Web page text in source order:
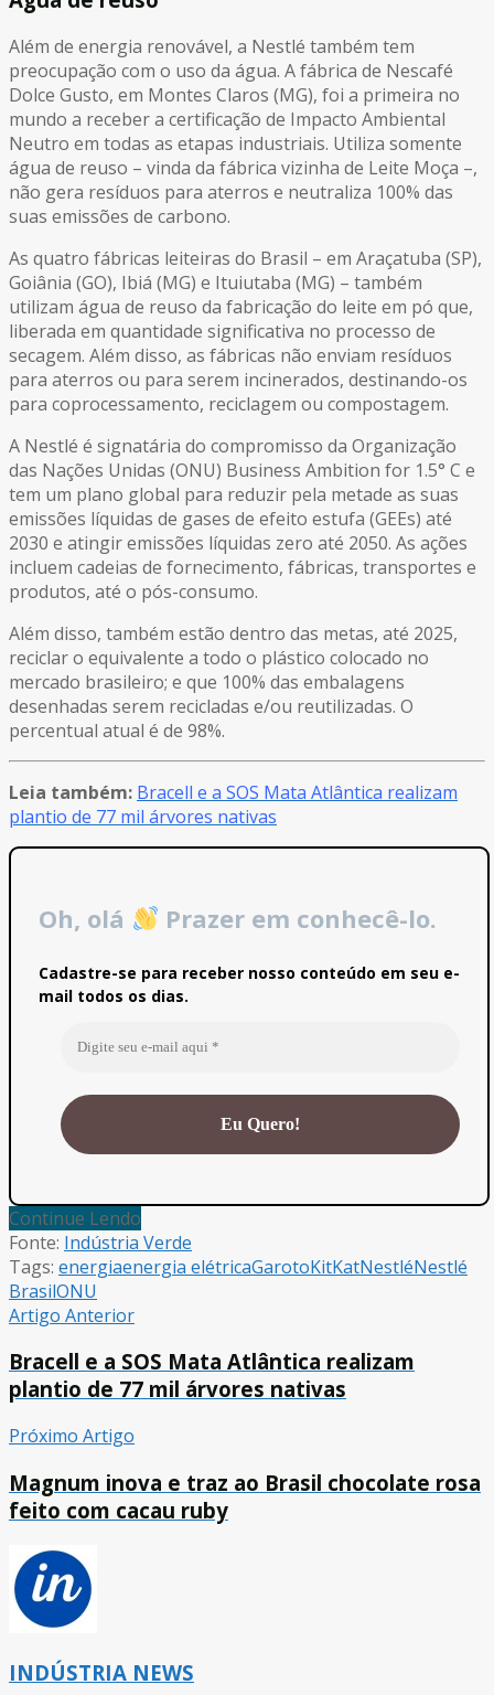
Além de energia renovável, a Nestlé também tem
preocupação com o uso da água. A fábrica de Nescafé
Dolce Gusto, em Montes Claros (MG), foi a primeira no
mundo a receber a certificação de Impacto Ambiental
Neutro em todas as etapas industriais. Utiliza somente
água de reuso – vinda da fábrica vizinha de Leite Moça –,
não gera resíduos para aterros e neutraliza 100% das
suas emissões de carbono.
As quatro fábricas leiteiras do Brasil – em Araçatuba (SP),
Goiânia (GO), Ibiá (MG) e Ituiutaba (MG) – também
utilizam água de reuso da fabricação do leite em pó que,
liberada em quantidade significativa no processo de
secagem. Além disso, as fábricas não enviam resíduos
para aterros ou para serem incinerados, destinando-os
para coprocessamento, reciclagem ou compostagem.
A Nestlé é signatária do compromisso da Organização
das Nações Unidas (ONU) Business Ambition for 1.5° C e
tem um plano global para reduzir pela metade as suas
emissões líquidas de gases de efeito estufa (GEEs) até
2030 e atingir emissões líquidas zero até 2050. As ações
incluem cadeias de fornecimento, fábricas, transportes e
produtos, até o pós-consumo.
Além disso, também estão dentro das metas, até 2025,
reciclar o equivalente a todo o plástico colocado no
mercado brasileiro; e que 100% das embalagens
desenhadas serem recicladas e/ou reutilizadas. O
percentual atual é de 98%.
Leia também: Bracell e a SOS Mata Atlântica realizam
plantio de 77 mil árvores nativas
Oh, olá Prazer em conhecê-lo.
Cadastre-se para receber nosso conteúdo em seu e-
mail todos os dias.
Continue Lendo
Fonte: Indústria Verde
Tags: energiaenergia elétricaGarotoKitKatNestléNestlé
BrasilONU
Artigo Anterior
Bracell e a SOS Mata Atlântica realizam
plantio de 77 mil árvores nativas
Próximo Artigo
Magnum inova e traz ao Brasil chocolate rosa
feito com cacau ruby
INDÚSTRIA NEWS